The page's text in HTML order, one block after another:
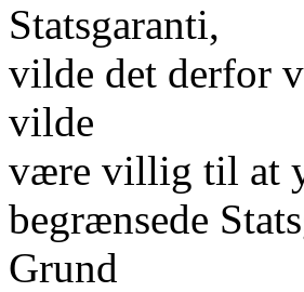
Statsgaranti,
vilde det derfor
vilde
være villig til at
begrænsede
Grund